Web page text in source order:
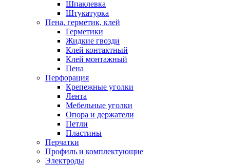
Шпаклевка
Штукатурка
Пена, герметик, клей
Герметики
Жидкие гвозди
Клей контактный
Клей монтажный
Пена
Перфорация
Крепежные уголки
Лента
Мебельные уголки
Опора и держатели
Петли
Пластины
Перчатки
Профиль и комплектующие
Электроды